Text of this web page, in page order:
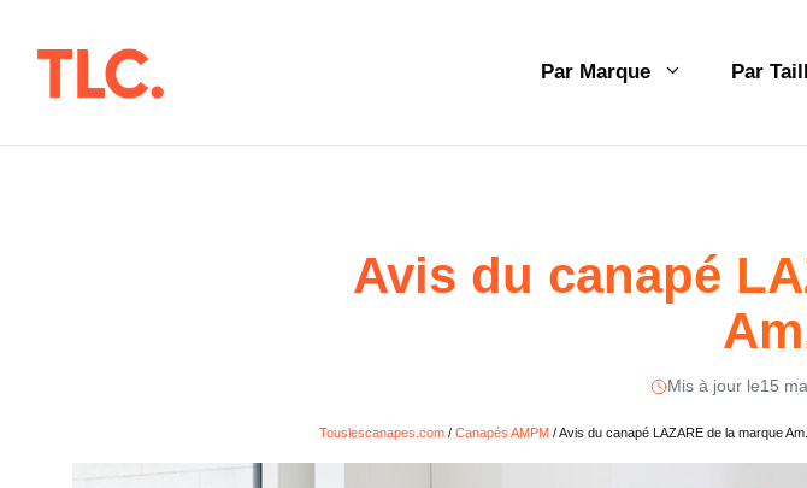
Par Marque Par
Avis du canapé
Mis à jour le15
Touslescanapes.com / Canapés AMPM /Avis du canapé LAZARE de la marque